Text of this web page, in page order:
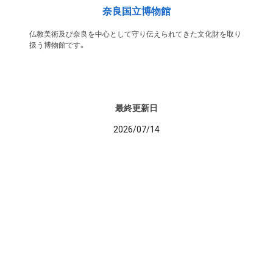
奈良国立博物館
仏教美術及び奈良を中心として守り伝えられてきた文化財を取り
扱う博物館です。
最終更新日
2026/07/14